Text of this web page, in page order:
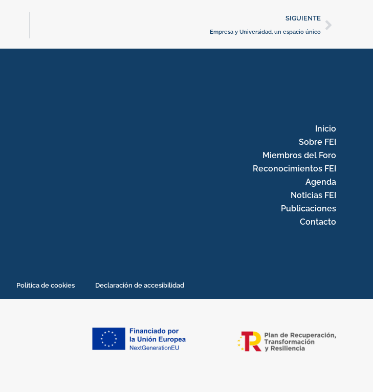
SIGUIENTE
Empresa y Universidad, un espacio único
Inicio
Sobre FEI
Miembros del Foro
Reconocimientos FEI
Agenda
Noticias FEI
Publicaciones
Contacto
Política de cookies Declaración de accesibilidad